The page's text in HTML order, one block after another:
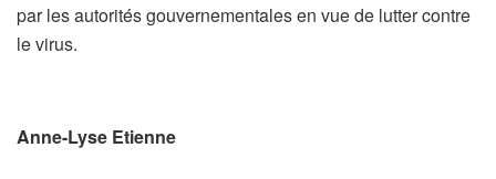
par les autorités gouvernementales en vue de lutter contre
le virus.
Anne-Lyse Etienne